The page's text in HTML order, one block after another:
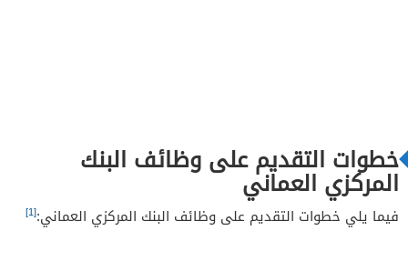
خطوات التقديم على وظائف البنك
المركزي العماني
فيما يلي خطوات التقديم على وظائف البنك المركزي العماني:[1]